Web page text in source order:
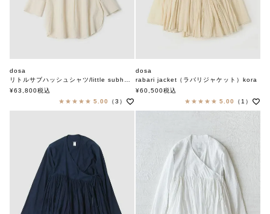
dosa
リトルサブハッシュシャツ/little subhash shirt
ドーサ
¥63,800税込
5.00
（3）
dosa
rabari jacket（ラバリジャケット）kora
ドーサ
¥60,500税込
5.00
（1）